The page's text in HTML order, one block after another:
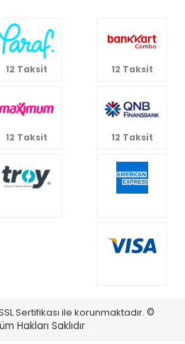
12 Taksit 12 Taksit
12 Taksit 12 Taksit
Sertifikası ile korunmaktadır. ©
Hakları Saklıdır